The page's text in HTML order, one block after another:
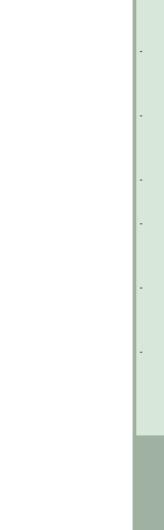
·
·
·
·
·
·